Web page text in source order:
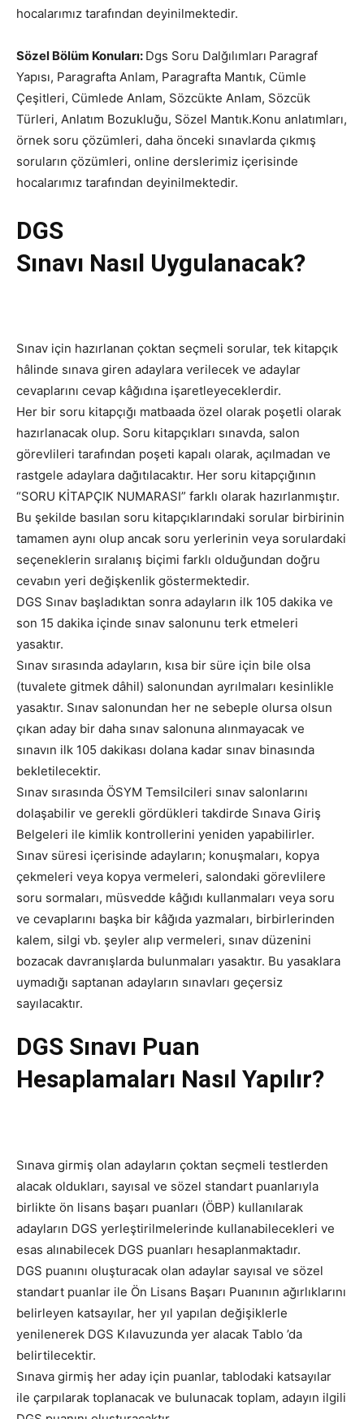
hocalarımız tarafından deyinilmektedir.
Sözel Bölüm Konuları: Dgs Soru Dalğılımları Paragraf
Yapısı, Paragrafta Anlam, Paragrafta Mantık, Cümle
Çeşitleri, Cümlede Anlam, Sözcükte Anlam, Sözcük
Türleri, Anlatım Bozukluğu, Sözel Mantık.Konu anlatımları,
örnek soru çözümleri, daha önceki sınavlarda çıkmış
soruların çözümleri, online derslerimiz içerisinde
hocalarımız tarafından deyinilmektedir.
DGS
Sınavı Nasıl Uygulanacak?
Sınav için hazırlanan çoktan seçmeli sorular, tek kitapçık
hâlinde sınava giren adaylara verilecek ve adaylar
cevaplarını cevap kâğıdına işaretleyeceklerdir.
Her bir soru kitapçığı matbaada özel olarak poşetli olarak
hazırlanacak olup. Soru kitapçıkları sınavda, salon
görevlileri tarafından poşeti kapalı olarak, açılmadan ve
rastgele adaylara dağıtılacaktır. Her soru kitapçığının
“SORU KİTAPÇIK NUMARASI” farklı olarak hazırlanmıştır.
Bu şekilde basılan soru kitapçıklarındaki sorular birbirinin
tamamen aynı olup ancak soru yerlerinin veya sorulardaki
seçeneklerin sıralanış biçimi farklı olduğundan doğru
cevabın yeri değişkenlik göstermektedir.
DGS Sınav başladıktan sonra adayların ilk 105 dakika ve
son 15 dakika içinde sınav salonunu terk etmeleri
yasaktır.
Sınav sırasında adayların, kısa bir süre için bile olsa
(tuvalete gitmek dâhil) salonundan ayrılmaları kesinlikle
yasaktır. Sınav salonundan her ne sebeple olursa olsun
çıkan aday bir daha sınav salonuna alınmayacak ve
sınavın ilk 105 dakikası dolana kadar sınav binasında
bekletilecektir.
Sınav sırasında ÖSYM Temsilcileri sınav salonlarını
dolaşabilir ve gerekli gördükleri takdirde Sınava Giriş
Belgeleri ile kimlik kontrollerini yeniden yapabilirler.
Sınav süresi içerisinde adayların; konuşmaları, kopya
çekmeleri veya kopya vermeleri, salondaki görevlilere
soru sormaları, müsvedde kâğıdı kullanmaları veya soru
ve cevaplarını başka bir kâğıda yazmaları, birbirlerinden
kalem, silgi vb. şeyler alıp vermeleri, sınav düzenini
bozacak davranışlarda bulunmaları yasaktır. Bu yasaklara
uymadığı saptanan adayların sınavları geçersiz
sayılacaktır.
DGS Sınavı Puan
Hesaplamaları Nasıl Yapılır?
Sınava girmiş olan adayların çoktan seçmeli testlerden
alacak oldukları, sayısal ve sözel standart puanlarıyla
birlikte ön lisans başarı puanları (ÖBP) kullanılarak
adayların DGS yerleştirilmelerinde kullanabilecekleri ve
esas alınabilecek DGS puanları hesaplanmaktadır.
DGS puanını oluşturacak olan adaylar sayısal ve sözel
standart puanlar ile Ön Lisans Başarı Puanının ağırlıklarını
belirleyen katsayılar, her yıl yapılan değişiklerle
yenilenerek DGS Kılavuzunda yer alacak Tablo ’da
belirtilecektir.
Sınava girmiş her aday için puanlar, tablodaki katsayılar
ile çarpılarak toplanacak ve bulunacak toplam, adayın ilgili